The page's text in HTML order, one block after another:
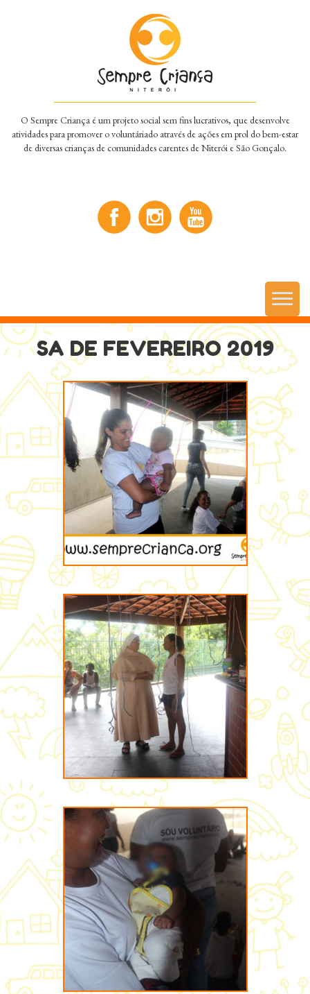
O Sempre Criança é um projeto social sem fins lucrativos, que desenvolve
atividades para promover o voluntáriado através de ações em prol do bem-estar
de diversas crianças de comunidades carentes de Niterói e São Gonçalo.
Menu
SA DE FEVEREIRO 2019